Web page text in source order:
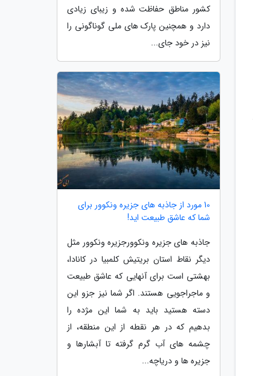
کشور مناطق حفاظت شده و زیبای زیادی
دارد و همچنین پارک های ملی گوناگونی را
نیز در خود جای...
10 مورد از جاذبه های جزیره ونکوور برای
شما که عاشق طبیعت اید!
جاذبه های جزیره ونکوورجزیره ونکوور مثل
دیگر نقاط استان بریتیش کلمبیا در کانادا،
بهشتی است برای آنهایی که عاشق طبیعت
و ماجراجویی هستند. اگر شما نیز جزو این
دسته هستید باید به شما این مژده را
بدهیم که در هر نقطه از این منطقه، از
چشمه های آب گرم گرفته تا آبشارها و
جزیره ها و دریاچه...